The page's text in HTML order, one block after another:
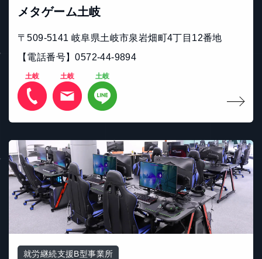
メタゲーム土岐
〒509-5141 岐⾩県⼟岐市泉岩畑町4丁⽬12番地
【電話番号】0572-44-9894
土岐 土岐 土岐
就労継続支援B型事業所